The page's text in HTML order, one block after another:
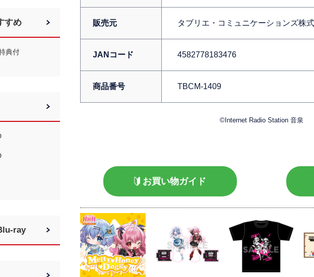
販売元 タブリエ・コミュニケーションズ株
JANコード 4582778183476
商品番号 TBCM-1409
©Internet Radio Station 音泉
お買い物ガイド
すめ
典付
ray